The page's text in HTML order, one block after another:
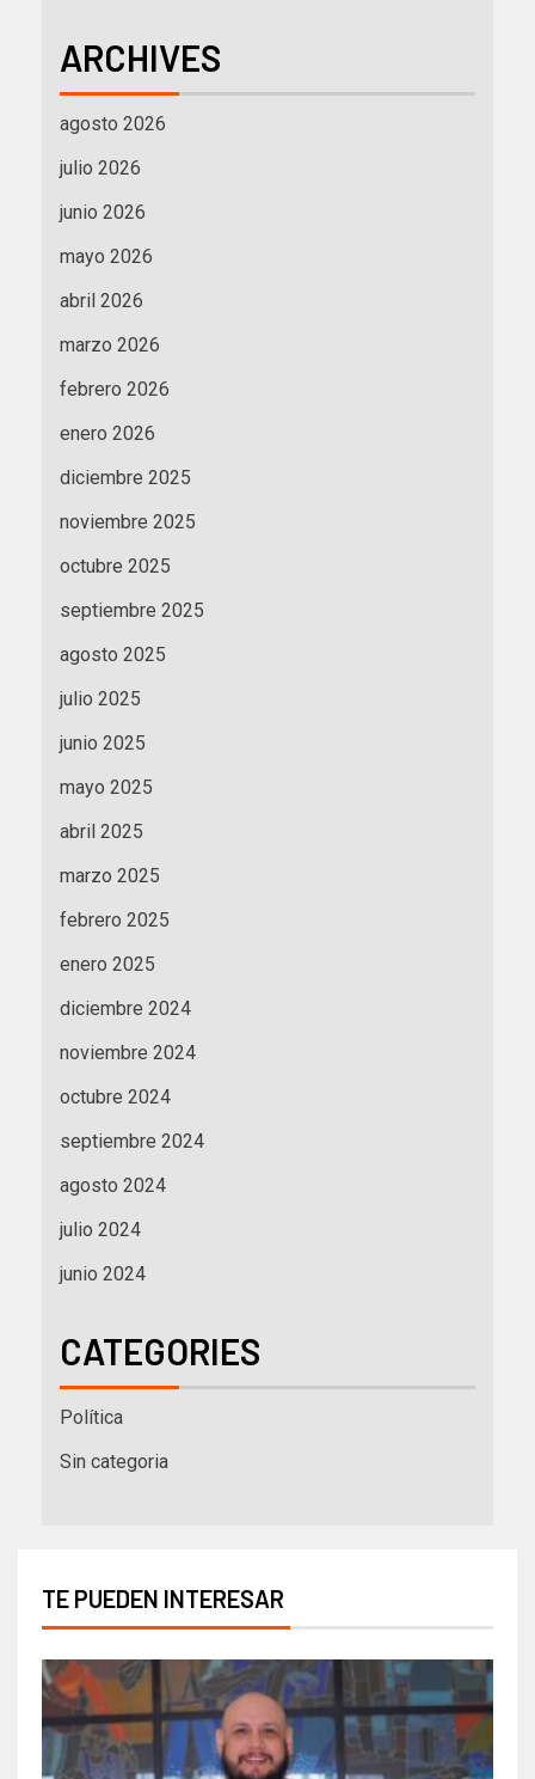
ARCHIVES
agosto 2026
julio 2026
junio 2026
mayo 2026
abril 2026
marzo 2026
febrero 2026
enero 2026
diciembre 2025
noviembre 2025
octubre 2025
septiembre 2025
agosto 2025
julio 2025
junio 2025
mayo 2025
abril 2025
marzo 2025
febrero 2025
enero 2025
diciembre 2024
noviembre 2024
octubre 2024
septiembre 2024
agosto 2024
julio 2024
junio 2024
CATEGORIES
Política
Sin categoria
TE PUEDEN INTERESAR